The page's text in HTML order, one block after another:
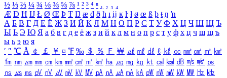
½ ⅓ ⅔ ¼ ¾ ⅛ ⅜ ⅝ ⅞ ¹ ² ³ ⁴ ⁿ ₁ ₂ ₃ ₄
Æ Ð Ħ Ĳ Ł Ø Œ Þ Ŧ Ŋ æ đ ð ħ ı ĳ ĸ ŀ ł ø œ ß þ ŧ ŋ ŉ
А Б В Г Д Е Ё Ж З И Й К Л М Н О П Р С Т У Ф Х Ц Ч Ш Щ Ъ
Ы Ь Э Ю Я а б в г д е ё ж з и й к л м н о п р с т у ф х ц ч ш щ ъ
ы ь э ю я
′ ″ ℃ Å ￠ ￡ ￥ ¤ ℉ ‰ ＄ ％ Ｆ ￦ ㎕ ㎖ ㎗ ℓ ㎘ ㏄ ㎣ ㎤ ㎥ ㎦
㎙ ㎚ ㎛ ㎜ ㎝ ㎞ ㎟ ㎠ ㎡ ㎢ ㏊ ㎍ ㎎ ㎏ ㏏ ㎈ ㎉ ㏈ ㎧ ㎨ ㎰
㎱ ㎲ ㎳ ㎴ ㎵ ㎶ ㎷ ㎸ ㎹ ㎀ ㎁ ㎂ ㎃ ㎄ ㎺ ㎻ ㎽ ㎾ ㎿ ㎐ ㎑